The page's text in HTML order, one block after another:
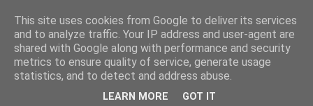
Hangyafarm
Hangyatartás gyakorlati tapasztalatok, hangyafarm
alapítástól a kifejlett kolóniákig. Tanácsok, megfigyelések,
kolóniatörténetek, fajismertetők. A hangyászásról minden
This site uses cookies from Google to deliver its services
and to analyze traffic. Your IP address and user-agent are
shared with Google along with performance and security
metrics to ensure quality of service, generate usage
statistics, and to detect and address abuse.
LEARN MORE GOT IT